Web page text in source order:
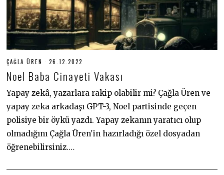
ÇAĞLA ÜREN 26.12.2022
.
2
2
2
Noel Baba Cinayeti Vakası
Yapay zekâ, yazarlara rakip olabilir mi? Çağla Üren ve
yapay zeka arkadaşı GPT-3, Noel partisinde geçen
polisiye bir öykü yazdı. Yapay zekanın yaratıcı olup
olmadığını Çağla Üren'in hazırladığı özel dosyadan
öğrenebilirsiniz.…